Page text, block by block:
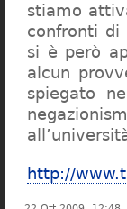
stiamo
confronti di
si è però
alcun
spiegato
http://